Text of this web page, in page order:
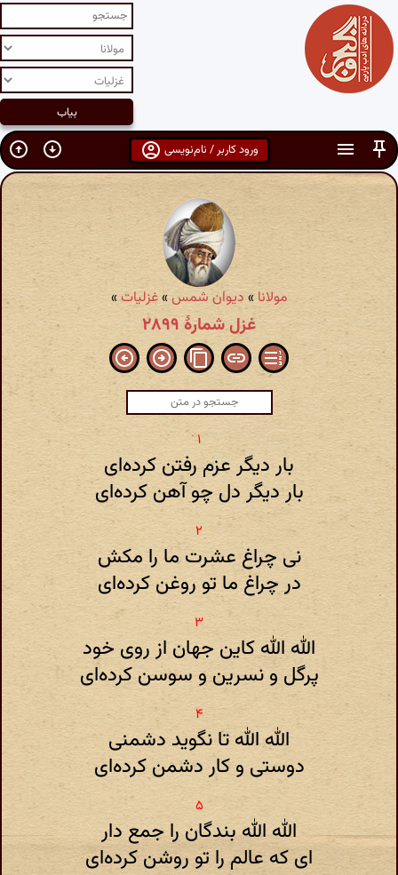
ورود کاربر / نام‌نویسی
مولانا » دیوان شمس»غزلیات »
غزل شمارهٔ ۲۸۹۹
بار دیگر عزم رفتن کرده‌ای
بار دیگر دل چو آهن کرده‌ای
نی چراغ عشرت ما را مکش
در چراغ ما تو روغن کرده‌ای
الله الله کاین جهان از روی خود
پرگل و نسرین و سوسن کرده‌ای
الله الله تا نگوید دشمنی
دوستی و کار دشمن کرده‌ای
الله الله بندگان را جمع دار
ای که عالم را تو روشن کرده‌ای